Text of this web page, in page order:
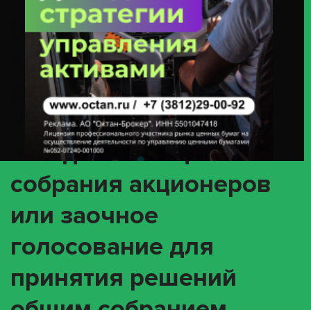
(XMET) О
корпоративном
действии
«Внеочередное
заседание общего
собрания акционеров
или заочное
голосование для
принятия решений